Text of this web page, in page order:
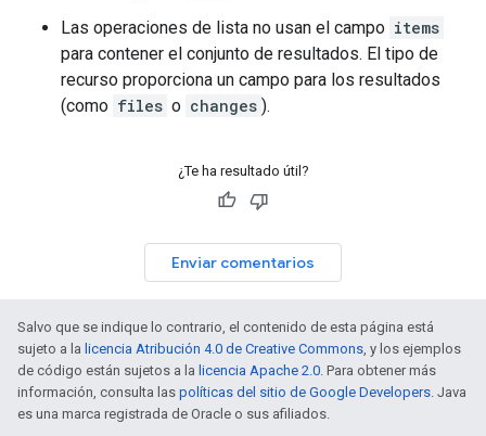
Las operaciones de lista no usan el campo items
para contener el conjunto de resultados. El tipo de
recurso proporciona un campo para los resultados
(como files o changes ).
¿Te ha resultado útil?
Enviar comentarios
Salvo que se indique lo contrario, el contenido de esta página está
sujeto a la licencia Atribución 4.0 de Creative Commons, y los ejemplos
de código están sujetos a la licencia Apache 2.0. Para obtener más
información, consulta las políticas del sitio de Google Developers. Java
es una marca registrada de Oracle o sus afiliados.